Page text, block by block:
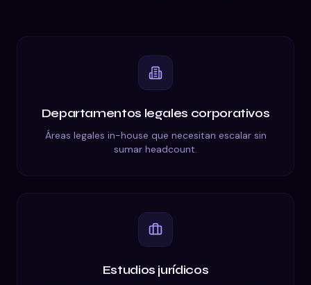
Departamentos legales corporativos
Áreas legales in-house que necesitan escalar sin
sumar headcount.
Estudios jurídicos